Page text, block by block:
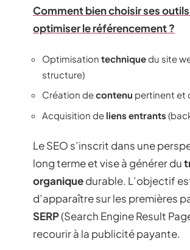
Comment bien choisir ses
optimiser le référencement ?
Optimisation techniquedu site
structure)
Création decontenu pertinent et
Acquisition de liens entrants
Le SEO s’inscrit dans une
long terme et vise à générer du
organiquedurable. L’objectif
d’apparaître sur les premières
SERP(Search Engine Result
recourir à la publicité payante.